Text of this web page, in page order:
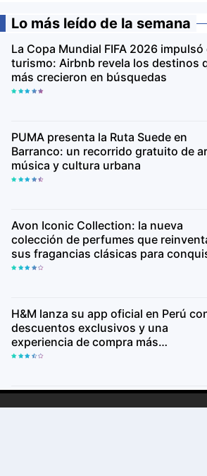
Lo más leído de la semana
La Copa Mundial FIFA 2026 impulsó
turismo: Airbnb revela los destinos
más crecieron en búsquedas
PUMA presenta la Ruta Suede en
Barranco: un recorrido gratuito de
música y cultura urbana
Avon Iconic Collection: la nueva
colección de perfumes que
sus fragancias clásicas para
nuevas generaciones
H&M lanza su app oficial en Perú
descuentos exclusivos y una
experiencia de compra más
personalizada